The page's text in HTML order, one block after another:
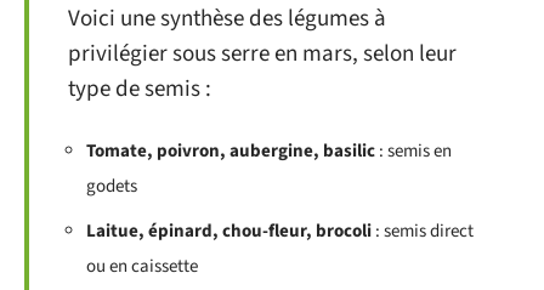
Voici une synthèse des légumes à
privilégier sous serre en mars, selon leur
type de semis :
Tomate, poivron, aubergine, basilic: semis en
godets
Laitue, épinard, chou-fleur, brocoli: semis direct
ou en caissette